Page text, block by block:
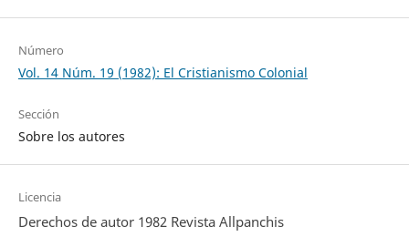
Número
Vol. 14 Núm. 19 (1982): El Cristianismo Colonial
Sección
Sobre los autores
Licencia
Derechos de autor 1982 Revista Allpanchis